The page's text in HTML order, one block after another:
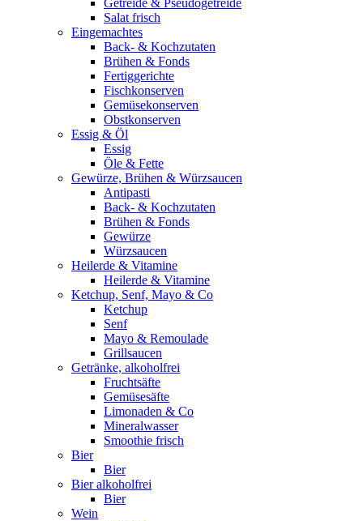
Getreide & Pseudogetreide
Salat frisch
Eingemachtes
Back- & Kochzutaten
Brühen & Fonds
Fertiggerichte
Fischkonserven
Gemüsekonserven
Obstkonserven
Essig & Öl
Essig
Öle & Fette
Gewürze, Brühen & Würzsaucen
Antipasti
Back- & Kochzutaten
Brühen & Fonds
Gewürze
Würzsaucen
Heilerde & Vitamine
Heilerde & Vitamine
Ketchup, Senf, Mayo & Co
Ketchup
Senf
Mayo & Remoulade
Grillsaucen
Getränke, alkoholfrei
Fruchtsäfte
Gemüsesäfte
Limonaden & Co
Mineralwasser
Smoothie frisch
Bier
Bier
Bier alkoholfrei
Bier
Wein